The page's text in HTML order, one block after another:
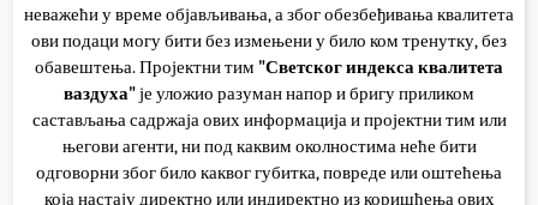
неважећи у време објављивања, а због обезбеђивања квалитета
ови подаци могу бити без измењени у било ком тренутку, без
обавештења. Пројектни тим "Светског индекса квалитета
ваздуха"је уложио разуман напор и бригу приликом
састављања садржаја ових информација и пројектни тим или
његови агенти, ни под каквим околностима неће бити
одговорни због било каквог губитка, повреде или оштећења
која настају директно или индиректно из коришћења ових